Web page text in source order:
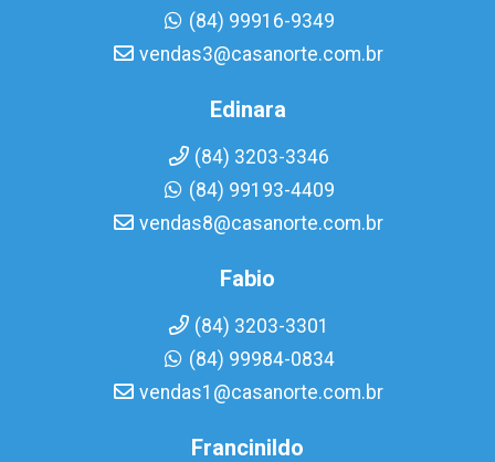
(84) 99916-9349
vendas3@casanorte.com.br
Edinara
(84) 3203-3346
(84) 99193-4409
vendas8@casanorte.com.br
Fabio
(84) 3203-3301
(84) 99984-0834
vendas1@casanorte.com.br
Francinildo